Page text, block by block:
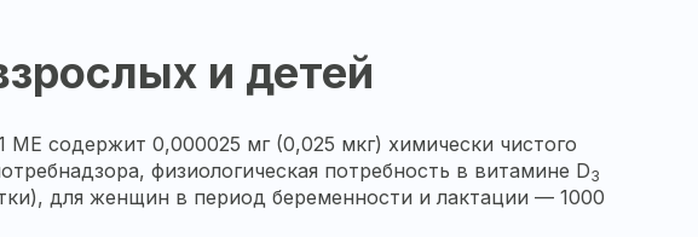
и детей
содержит 0,000025 мг (0,025 мкг) химически чистого
физиологическая потребность в витамине D3
для женщин в период беременности и лактации — 1000